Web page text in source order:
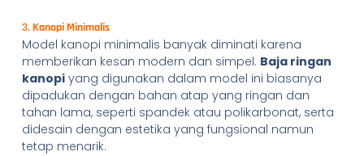
3. Kanopi Minimalis
Model kanopi minimalis banyak diminati karena
memberikan kesan modern dan simpel. Baja ringan
kanopiyang digunakan dalam model ini biasanya
dipadukan dengan bahan atap yang ringan dan
tahan lama, seperti spandek atau polikarbonat, serta
didesain dengan estetika yang fungsional namun
tetap menarik.